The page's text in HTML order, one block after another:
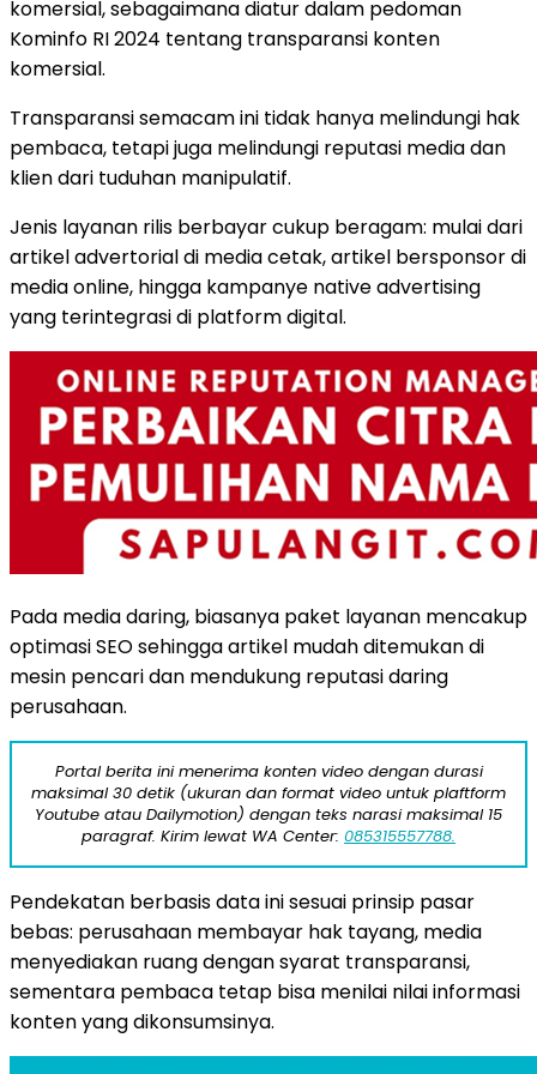
komersial, sebagaimana diatur dalam pedoman
Kominfo RI 2024 tentang transparansi konten
komersial.
Transparansi semacam ini tidak hanya melindungi hak
pembaca, tetapi juga melindungi reputasi media dan
klien dari tuduhan manipulatif.
Jenis layanan rilis berbayar cukup beragam: mulai dari
artikel advertorial di media cetak, artikel bersponsor di
media online, hingga kampanye native advertising
yang terintegrasi di platform digital.
Pada media daring, biasanya paket layanan mencakup
optimasi SEO sehingga artikel mudah ditemukan di
mesin pencari dan mendukung reputasi daring
perusahaan.
Portal berita ini menerima konten video dengan durasi
maksimal 30 detik (ukuran dan format video untuk plaftform
Youtube atau Dailymotion) dengan teks narasi maksimal 15
paragraf. Kirim lewat WA Center: 085315557788.
Pendekatan berbasis data ini sesuai prinsip pasar
bebas: perusahaan membayar hak tayang, media
menyediakan ruang dengan syarat transparansi,
sementara pembaca tetap bisa menilai nilai informasi
konten yang dikonsumsinya.